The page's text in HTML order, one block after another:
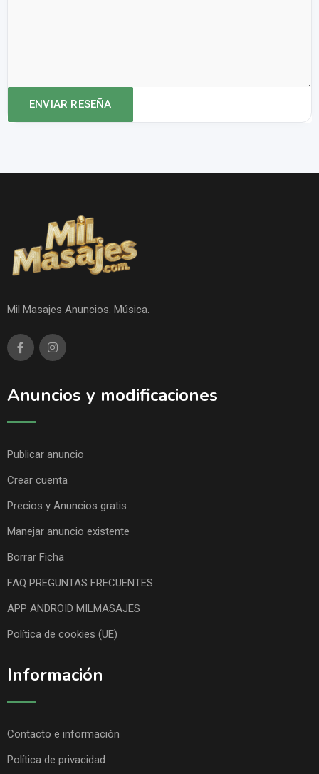
Mil Masajes Anuncios. Música.
Anuncios y modificaciones
Publicar anuncio
Crear cuenta
Precios y Anuncios gratis
Manejar anuncio existente
Borrar Ficha
FAQ PREGUNTAS FRECUENTES
APP ANDROID MILMASAJES
Política de cookies (UE)
Información
Contacto e información
Política de privacidad